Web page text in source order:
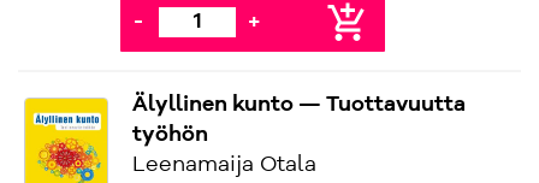
- + add_shopping_cart
Älyllinen kunto — Tuottavuutta
työhön
Leenamaija Otala